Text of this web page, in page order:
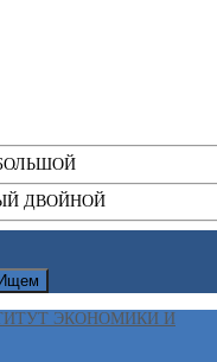
ДВОЙНОЙ
Ищем